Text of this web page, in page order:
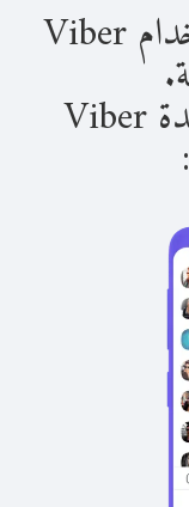
الاتصال على أيرلندا باستخدام Viber
بمجرد حصولك على أرصدة Viber